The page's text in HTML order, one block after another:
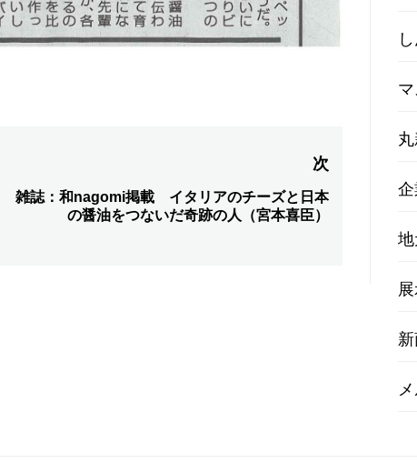
次
次
雑誌：和nagomi掲載 イタリアのチーズと日本
の醤油をつないだ奇跡の人（宮本喜臣）